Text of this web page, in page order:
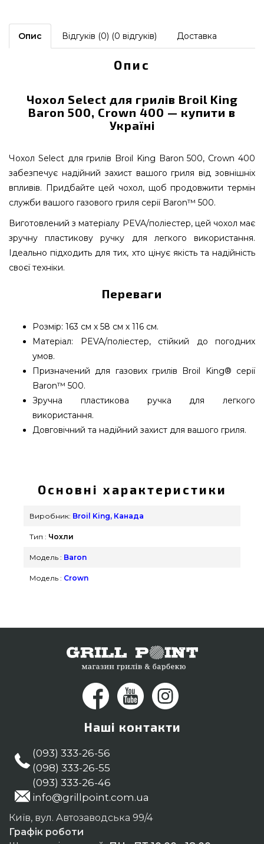
Опис Відгуків (0) (0 відгуків) Доставка
Опис
Чохол Select для грилів Broil King
Baron 500, Crown 400 — купити в
Україні
Чохол Select для грилів Broil King Baron 500, Crown 400
забезпечує надійний захист вашого гриля від зовнішніх
впливів. Придбайте цей чохол, щоб продовжити термін
служби вашого газового гриля серії Baron™ 500.
Виготовлений з матеріалу PEVA/поліестер, цей чохол має
зручну пластикову ручку для легкого використання.
Ідеально підходить для тих, хто цінує якість та надійність
своєї техніки.
Переваги
Розмір: 163 см х 58 см х 116 см.
Матеріал: PEVA/поліестер, стійкий до погодних
умов.
Призначений для газових грилів Broil King® серії
Baron™ 500.
Зручна пластиковa ручка для легкого
використання.
Довговічний та надійний захист для вашого гриля.
виробника Broil King, Канада за доступною
ціною всего 5 790 грн. в каталозі інтернет
магазину грилів та барбекю Гриль Поінт. Кращі
інтернет магазину Гриль Поінт. Зателефонуйте
нашим працівникам на номер 0(800) 337-275 и
Основні характеристики
Виробник: Broil King, Канада
Тип : Чохли
Модель : Baron
Модель : Crown
Наші контакти
(093) 333-26-56
(098) 333-26-55
(093) 333-26-46
info@grillpoint.com.ua
Київ, вул. Автозаводська 99/4
Графік роботи